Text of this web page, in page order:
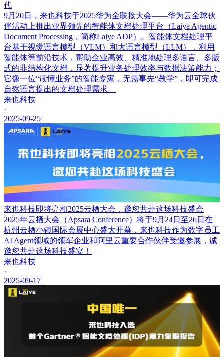
代
9月20日，来也科技于2025华为全联接大会——华为云全球伙
伴活动上推出业界领先的智能体文档处理平台（Laiye Agentic
Document Processing，简称Laiye ADP）。智能体文档处理平
台基于视觉语言模型（VLM）和大语言模型（LLM），利用
智能体等前沿技术，帮助企业高效、精准地处理多语言、多版
式的非结构化文档，显著提升业务处理效率与数据决策能力；
它像一位“读懂业务”的智能专家，无需事先“教学”，即可完成
自然语言提出的文档处理需求。
来也科技
·
2025-09-25
来也科技即将亮相2025云栖大会，邀您共赴这场科技盛会
2025年云栖大会（Apsara Conference）将于9月24日至26日在
杭州云栖小镇国际会展中心盛大开幕，来也科技作为数字员工
AI Agent领域的领军企业和阿里云重要合作伙伴受邀参展，诚
邀您共赴这场科技盛宴！
来也科技
·
2025-09-17